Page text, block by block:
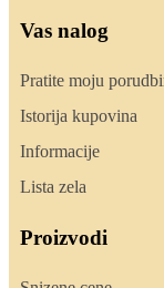
Vas nalog
Pratite moju
Istorija kupovina
Informacije
Lista zela
Proizvodi